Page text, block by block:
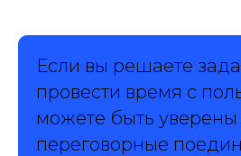
Если вы решаете
провести время с
можете быть
переговорные